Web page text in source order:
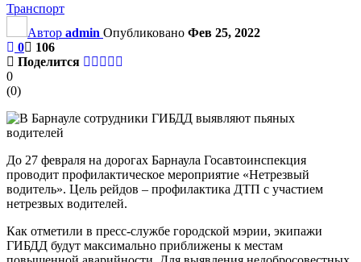
Транспорт
Автор admin Опубликовано Фев 25, 2022
0
106
Поделится
0
(0)
До 27 февраля на дорогах Барнаула Госавтоинспекция
проводит профилактическое мероприятие «Нетрезвый
водитель». Цель рейдов – профилактика ДТП с участием
нетрезвых водителей.
Как отметили в пресс-службе городской мэрии, экипажи
ГИБДД будут максимально приближены к местам